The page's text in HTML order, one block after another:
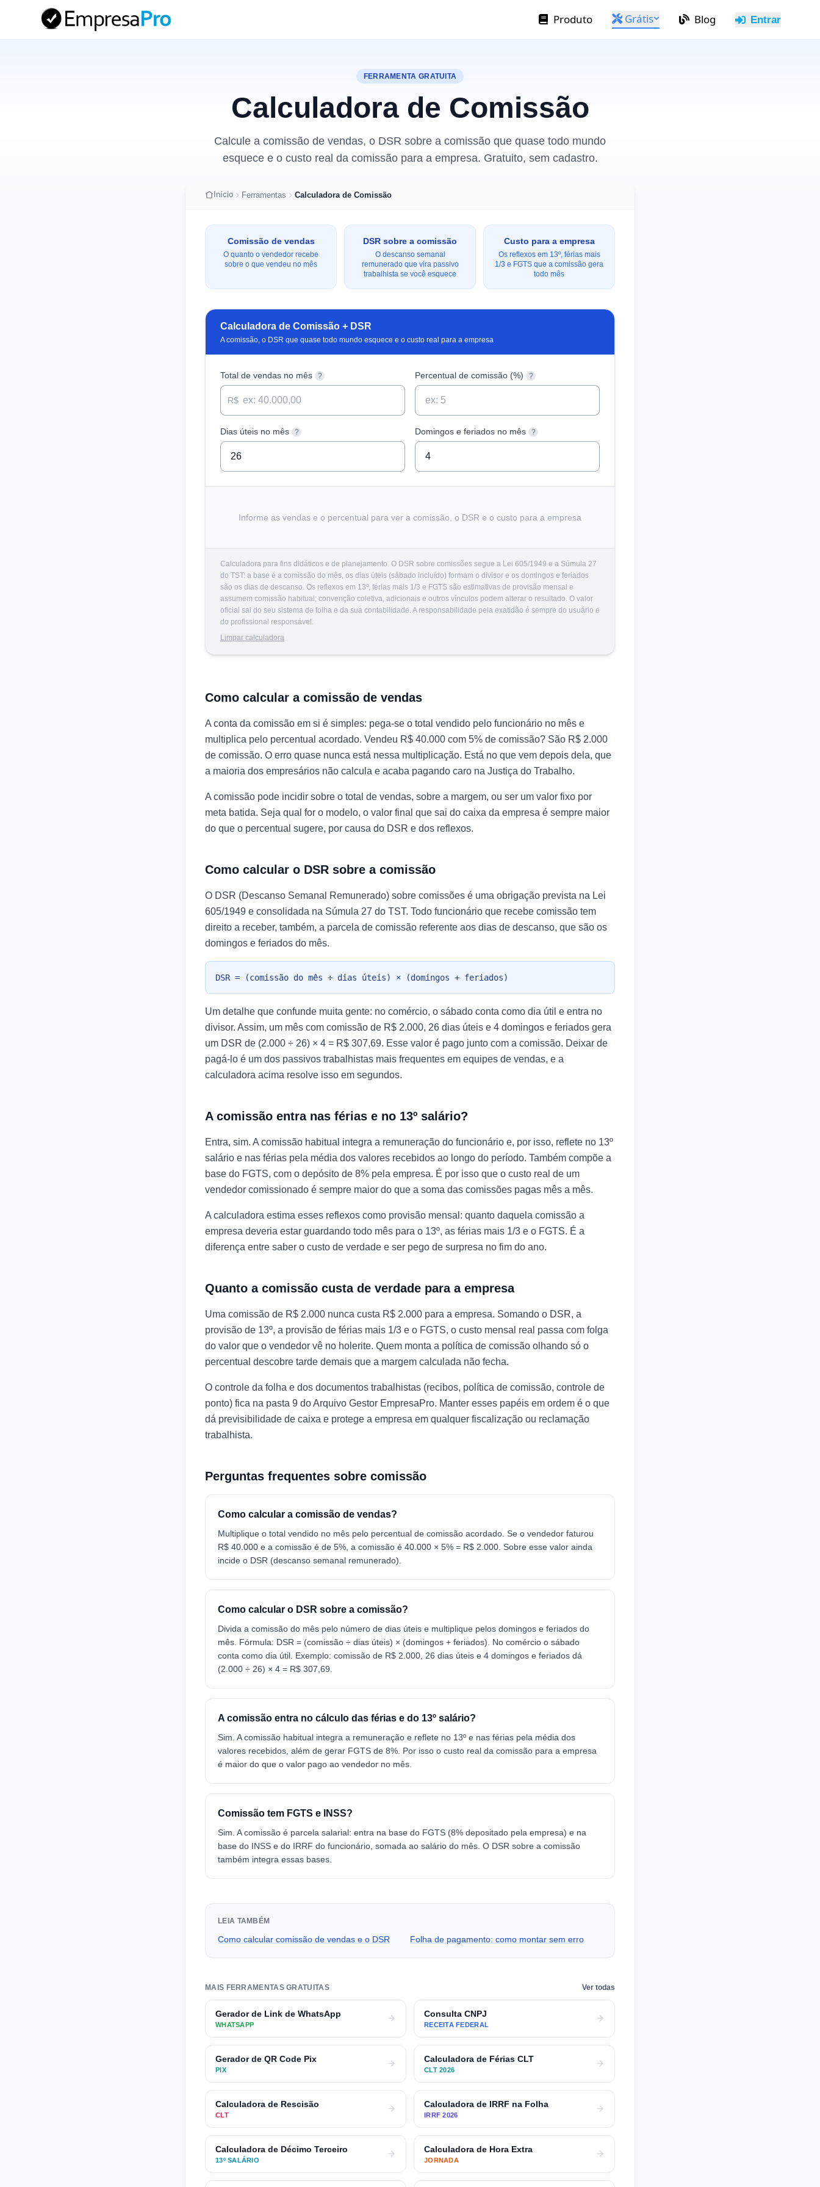
Produto Grátis Blog Entrar
FERRAMENTA GRATUITA
Calculadora de Comissão
Calcule a comissão de vendas, o DSR sobre a comissão que quase todo mundo
esquece e o custo real da comissão para a empresa. Gratuito, sem cadastro.
Início Ferramentas Calculadora de Comissão
Comissão de vendas
O quanto o vendedor recebe
sobre o que vendeu no mês
DSR sobre a comissão
O descanso semanal
remunerado que vira passivo
trabalhista se você esquece
Custo para a empresa
Os reflexos em 13º, férias mais
1/3 e FGTS que a comissão gera
todo mês
Calculadora de Comissão + DSR
A comissão, o DSR que quase todo mundo esquece e o custo real para a empresa
Total de vendas no mês ?
R$
Percentual de comissão (%) ?
Dias úteis no mês ? Domingos e feriados no mês ?
Informe as vendas e o percentual para ver a comissão, o DSR e o custo para a empresa
Calculadora para fins didáticos e de planejamento. O DSR sobre comissões segue a Lei 605/1949 e a Súmula 27
do TST: a base é a comissão do mês, os dias úteis (sábado incluído) formam o divisor e os domingos e feriados
são os dias de descanso. Os reflexos em 13º, férias mais 1/3 e FGTS são estimativas de provisão mensal e
assumem comissão habitual; convenção coletiva, adicionais e outros vínculos podem alterar o resultado. O valor
oficial sai do seu sistema de folha e da sua contabilidade. A responsabilidade pela exatidão é sempre do usuário e
do profissional responsável.
Limpar calculadora
Como calcular a comissão de vendas
A conta da comissão em si é simples: pega-se o total vendido pelo funcionário no mês e
multiplica pelo percentual acordado. Vendeu R$ 40.000 com 5% de comissão? São R$ 2.000
de comissão. O erro quase nunca está nessa multiplicação. Está no que vem depois dela, que
a maioria dos empresários não calcula e acaba pagando caro na Justiça do Trabalho.
A comissão pode incidir sobre o total de vendas, sobre a margem, ou ser um valor fixo por
meta batida. Seja qual for o modelo, o valor final que sai do caixa da empresa é sempre maior
do que o percentual sugere, por causa do DSR e dos reflexos.
Como calcular o DSR sobre a comissão
O DSR (Descanso Semanal Remunerado) sobre comissões é uma obrigação prevista na Lei
605/1949 e consolidada na Súmula 27 do TST. Todo funcionário que recebe comissão tem
direito a receber, também, a parcela de comissão referente aos dias de descanso, que são os
domingos e feriados do mês.
DSR = (comissão do mês ÷ dias úteis) × (domingos + feriados)
Um detalhe que confunde muita gente: no comércio, o sábado conta como dia útil e entra no
divisor. Assim, um mês com comissão de R$ 2.000, 26 dias úteis e 4 domingos e feriados gera
um DSR de (2.000 ÷ 26) × 4 = R$ 307,69. Esse valor é pago junto com a comissão. Deixar de
pagá-lo é um dos passivos trabalhistas mais frequentes em equipes de vendas, e a
calculadora acima resolve isso em segundos.
A comissão entra nas férias e no 13º salário?
Entra, sim. A comissão habitual integra a remuneração do funcionário e, por isso, reflete no 13º
salário e nas férias pela média dos valores recebidos ao longo do período. Também compõe a
base do FGTS, com o depósito de 8% pela empresa. É por isso que o custo real de um
vendedor comissionado é sempre maior do que a soma das comissões pagas mês a mês.
A calculadora estima esses reflexos como provisão mensal: quanto daquela comissão a
empresa deveria estar guardando todo mês para o 13º, as férias mais 1/3 e o FGTS. É a
diferença entre saber o custo de verdade e ser pego de surpresa no fim do ano.
Quanto a comissão custa de verdade para a empresa
Uma comissão de R$ 2.000 nunca custa R$ 2.000 para a empresa. Somando o DSR, a
provisão de 13º, a provisão de férias mais 1/3 e o FGTS, o custo mensal real passa com folga
do valor que o vendedor vê no holerite. Quem monta a política de comissão olhando só o
percentual descobre tarde demais que a margem calculada não fecha.
O controle da folha e dos documentos trabalhistas (recibos, política de comissão, controle de
ponto) fica na pasta 9 do Arquivo Gestor EmpresaPro. Manter esses papéis em ordem é o que
dá previsibilidade de caixa e protege a empresa em qualquer fiscalização ou reclamação
trabalhista.
Perguntas frequentes sobre comissão
Como calcular a comissão de vendas?
Multiplique o total vendido no mês pelo percentual de comissão acordado. Se o vendedor faturou
R$ 40.000 e a comissão é de 5%, a comissão é 40.000 × 5% = R$ 2.000. Sobre esse valor ainda
incide o DSR (descanso semanal remunerado).
Como calcular o DSR sobre a comissão?
Divida a comissão do mês pelo número de dias úteis e multiplique pelos domingos e feriados do
mês. Fórmula: DSR = (comissão ÷ dias úteis) × (domingos + feriados). No comércio o sábado
conta como dia útil. Exemplo: comissão de R$ 2.000, 26 dias úteis e 4 domingos e feriados dá
(2.000 ÷ 26) × 4 = R$ 307,69.
A comissão entra no cálculo das férias e do 13º salário?
Sim. A comissão habitual integra a remuneração e reflete no 13º e nas férias pela média dos
valores recebidos, além de gerar FGTS de 8%. Por isso o custo real da comissão para a empresa
é maior do que o valor pago ao vendedor no mês.
Comissão tem FGTS e INSS?
Sim. A comissão é parcela salarial: entra na base do FGTS (8% depositado pela empresa) e na
base do INSS e do IRRF do funcionário, somada ao salário do mês. O DSR sobre a comissão
também integra essas bases.
LEIA TAMBÉM
Como calcular comissão de vendas e o DSR Folha de pagamento: como montar sem erro
MAIS FERRAMENTAS GRATUITAS Ver todas
Gerador de Link de WhatsApp
WHATSAPP
Consulta CNPJ
RECEITA FEDERAL
Gerador de QR Code Pix
PIX
Calculadora de Férias CLT
CLT 2026
Calculadora de Rescisão
CLT
Calculadora de IRRF na Folha
IRRF 2026
Calculadora de Décimo Terceiro
13º SALÁRIO
Calculadora de Hora Extra
JORNADA